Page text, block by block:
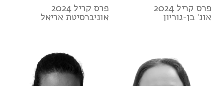
פרס קריל 2024
אונ' בן-גוריון
פרס קריל 2024
אוניברסיטת אריאל